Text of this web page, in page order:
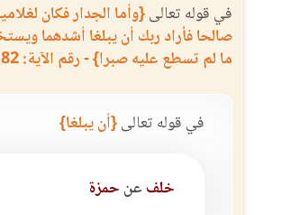
في قوله تعالى{وأما الجدار فكان
صالحا فأراد ربك أن يبلغا أشدهما
ما لم تسطع عليه صبرا} - رقم الآية: 82
في قوله تعالى{أن يبلغا}
خلف عن حمزة